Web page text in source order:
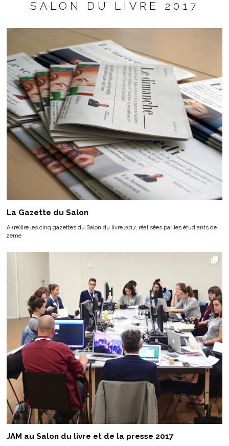
SALON DU LIVRE 2017
La Gazette du Salon
A (re)lire les cinq gazettes du Salon du livre 2017, réalisées par les étudiants de
2ème
JAM au Salon du livre et de la presse 2017